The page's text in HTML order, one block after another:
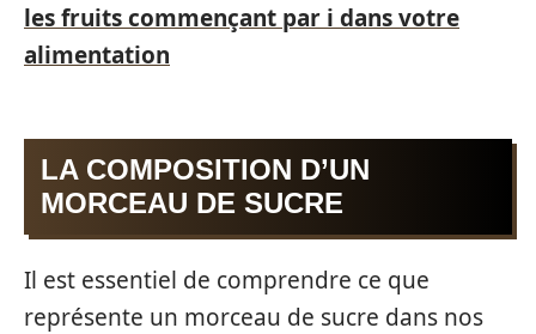
les fruits commençant par i dans votre
alimentation
LA COMPOSITION D’UN
MORCEAU DE SUCRE
Il est essentiel de comprendre ce que
représente un morceau de sucre dans nos